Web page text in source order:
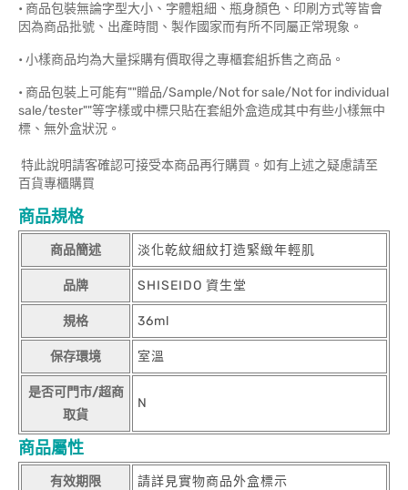
• 商品包裝無論字型大小、字體粗細、瓶身顏色、印刷方式等皆會
因為商品批號、出產時間、製作國家而有所不同屬正常現象。
• 小樣商品均為大量採購有價取得之專櫃套組拆售之商品。
• 商品包裝上可能有""贈品/Sample/Not for sale/Not for individual
sale/tester""等字樣或中標只貼在套組外盒造成其中有些小樣無中
標、無外盒狀況。
特此說明請客確認可接受本商品再行購買。如有上述之疑慮請至
百貨專櫃購買
商品規格
商品簡述 淡化乾紋細紋打造緊緻年輕肌
品牌 SHISEIDO 資生堂
規格 36ml
保存環境 室溫
是否可門市/超商
取貨
N
商品屬性
有效期限 請詳見實物商品外盒標示